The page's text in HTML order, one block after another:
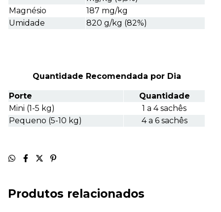
Magnésio
187 mg/kg
Umidade
820 g/kg (82%)
Quantidade Recomendada por Dia
Porte
Quantidade
Mini (1-5 kg)
1 a 4 sachês
Pequeno (5-10 kg)
4 a 6 sachês
Produtos relacionados